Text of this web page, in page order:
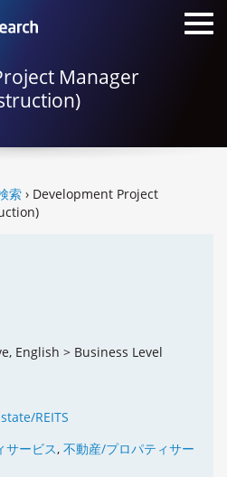
Manager
索 › Development Project
English > Business Level
REITS
サービス,不動産/プロパティサー